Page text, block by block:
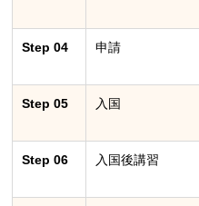
Step 04 申請
Step 05 入国
Step 06 入国後講習